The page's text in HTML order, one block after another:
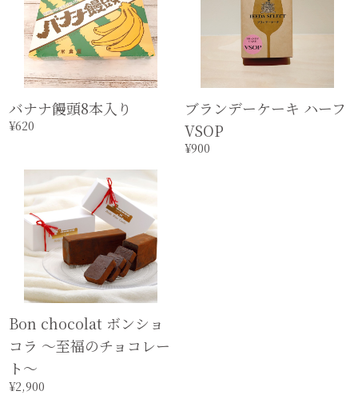
バナナ饅頭8本入り
¥620
ブランデーケーキ ハーフ
VSOP
¥900
Bon chocolat ボンショ
コラ 〜至福のチョコレー
ト〜
¥2,900